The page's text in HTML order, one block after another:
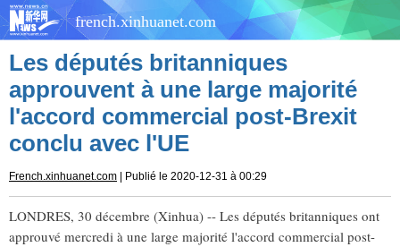
french.xinhuanet.com
Les députés britanniques
approuvent à une large majorité
l'accord commercial post-Brexit
conclu avec l'UE
French.xinhuanet.com | Publié le 2020-12-31 à 00:29
LONDRES, 30 décembre (Xinhua) -- Les députés britanniques ont
approuvé mercredi à une large majorité l'accord commercial post-